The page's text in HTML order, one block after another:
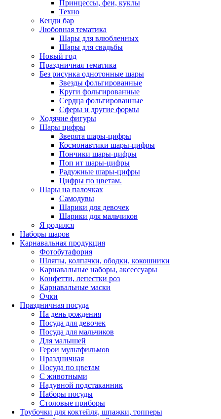
Принцессы, феи, куклы
Техно
Кенди бар
Любовная тематика
Шары для влюбленных
Шары для свадьбы
Новый год
Праздничная тематика
Без рисунка однотонные шары
Звезды фольгированные
Круги фольгированные
Сердца фольгированные
Сферы и другие формы
Ходячие фигуры
Шары цифры
Зверята шары-цифры
Космонавтики шары-цифры
Пончики шары-цифры
Поп ит шары-цифры
Радужные шары-цифры
Цифры по цветам.
Шары на палочках
Самодувы
Шарики для девочек
Шарики для мальчиков
Я родился
Наборы шаров
Карнавальная продукция
Фотобутафория
Шляпы, колпачки, ободки, кокошники
Карнавальные наборы, аксессуары
Конфетти, лепестки роз
Карнавальные маски
Очки
Праздничная посуда
На день рождения
Посуда для девочек
Посуда для мальчиков
Для малышей
Герои мультфильмов
Праздничная
Посуда по цветам
С животными
Надувной подстаканник
Наборы посуды
Столовые приборы
Трубочки для коктейля, шпажки, топперы